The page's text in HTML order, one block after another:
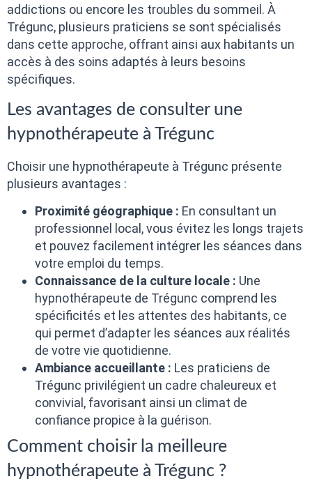
addictions ou encore les troubles du sommeil. À
Trégunc, plusieurs praticiens se sont spécialisés
dans cette approche, offrant ainsi aux habitants un
accès à des soins adaptés à leurs besoins
spécifiques.
Les avantages de consulter une
hypnothérapeute à Trégunc
Choisir une hypnothérapeute à Trégunc présente
plusieurs avantages :
Proximité géographique : En consultant un
professionnel local, vous évitez les longs trajets
et pouvez facilement intégrer les séances dans
votre emploi du temps.
Connaissance de la culture locale : Une
hypnothérapeute de Trégunc comprend les
spécificités et les attentes des habitants, ce
qui permet d’adapter les séances aux réalités
de votre vie quotidienne.
Ambiance accueillante : Les praticiens de
Trégunc privilégient un cadre chaleureux et
convivial, favorisant ainsi un climat de
confiance propice à la guérison.
Comment choisir la meilleure
hypnothérapeute à Trégunc ?